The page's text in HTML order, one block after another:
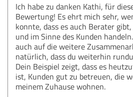
Ich habe zu danken Kathi, für
Bewertung! Es ehrt mich sehr,
konnte, dass es auch Berater
und im Sinne des Kunden
auch auf die weitere
natürlich, dass du weiterhin
Dein Beispiel zeigt, dass es
ist, Kunden gut zu betreuen, die
meinem Zuhause wohnen.